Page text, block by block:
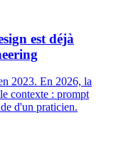
est déjà
2023. En 2026, la
contexte : prompt
d'un praticien.